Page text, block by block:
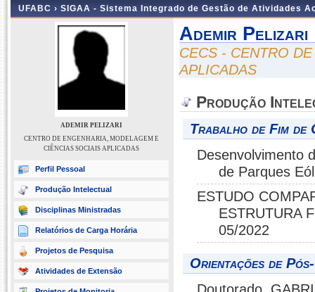
UFABC › SIGAA - Sistema Integrado de Gestão de Atividades
ADEMIR PELIZARI
CENTRO DE ENGENHARIA, MODELAGEM E
CIÊNCIAS SOCIAIS APLICADAS
Perfil Pessoal
Produção Intelectual
Disciplinas Ministradas
Relatórios de Carga Horária
Projetos de Pesquisa
Atividades de Extensão
Ademir Pelizari
CECS - CENTRO
APLICADAS
Produção
Trabalho de Fim de
Desenvolvimento
de Parques
ESTUDO
ESTRUTURA
05/2022
Orientações de